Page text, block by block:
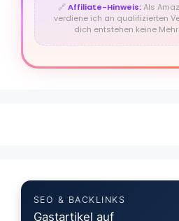
🔗Affiliate-Hinweis:Als
verdiene ich an qualifizierten
dich entstehen keine
SEO & BACKLINKS
Gastartikel auf